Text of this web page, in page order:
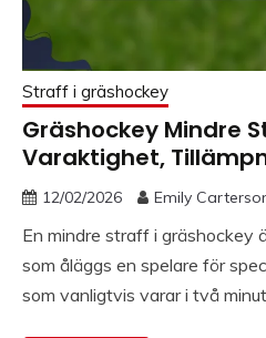
Straff i gräshockey
Gräshockey Mindre
Varaktighet,
12/02/2026 Emily
En mindre straff i gräshockey
som åläggs en spelare för
som vanligtvis varar i två